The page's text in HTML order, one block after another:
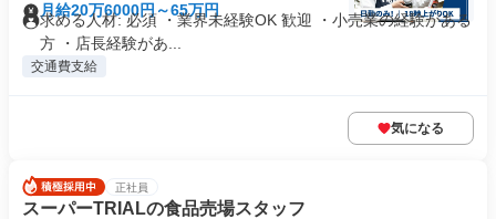
月給20万6000円～65万円
求める人材: 必須 ・業界未経験OK 歓迎 ・小売業の経験がある
方 ・店長経験があ...
交通費支給
気になる
正社員
スーパーTRIALの食品売場スタッフ